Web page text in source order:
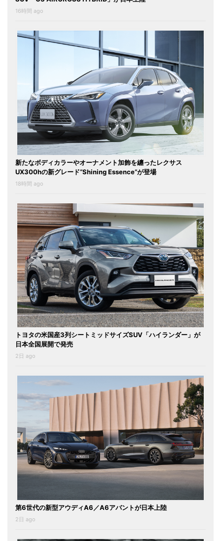
16時間 ago
新たなボディカラーやオーナメント加飾を纏ったレクサス
UX300hの新グレード“Shining Essence”が登場
18時間 ago
トヨタの米国産3列シートミッドサイズSUV「ハイランダー」が
日本全国展開で発売
2日 ago
第6世代の新型アウディA6／A6アバントが日本上陸
2日 ago